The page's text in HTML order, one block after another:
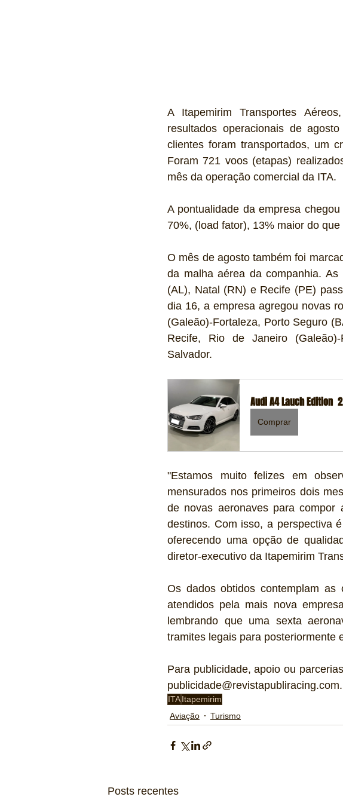
A Itapemirim Transportes
resultados operacionais de
clientes foram transportados, um
Foram 721 voos (etapas)
mês da operação comercial da ITA.
A pontualidade da empresa
70%, (load fator), 13% maior do
O mês de agosto também foi
da malha aérea da companhia.
(AL), Natal (RN) e Recife (PE)
dia 16, a empresa agregou novas
(Galeão)-Fortaleza, Porto Seguro
Recife, Rio de Janeiro
Salvador.
Audi A4 Lauch Edition
Comprar
"Estamos muito felizes em
mensurados nos primeiros dois
de novas aeronaves para
destinos. Com isso, a perspectiva
oferecendo uma opção de
diretor-executivo da Itapemirim
Os dados obtidos contemplam as
atendidos pela mais nova
lembrando que uma sexta
tramites legais para posteriormente
Para publicidade, apoio ou
ITAItapemirim
Aviação
Turismo
Posts recentes